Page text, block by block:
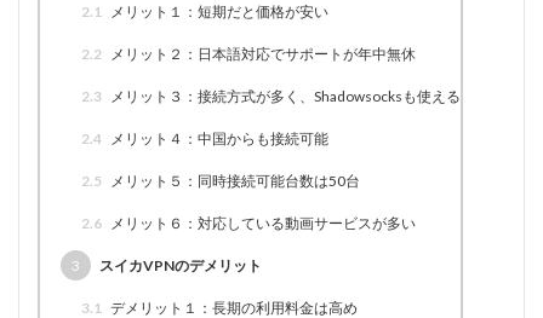
2.1 メリット１：短期だと価格が安い
2.2 メリット２：日本語対応でサポートが年中無休
2.3 メリット３：接続方式が多く、Shadowsocksも使える
2.4 メリット４：中国からも接続可能
2.5 メリット５：同時接続可能台数は50台
2.6 メリット６：対応している動画サービスが多い
3 スイカVPNのデメリット
3.1 デメリット１：長期の利用料金は高め